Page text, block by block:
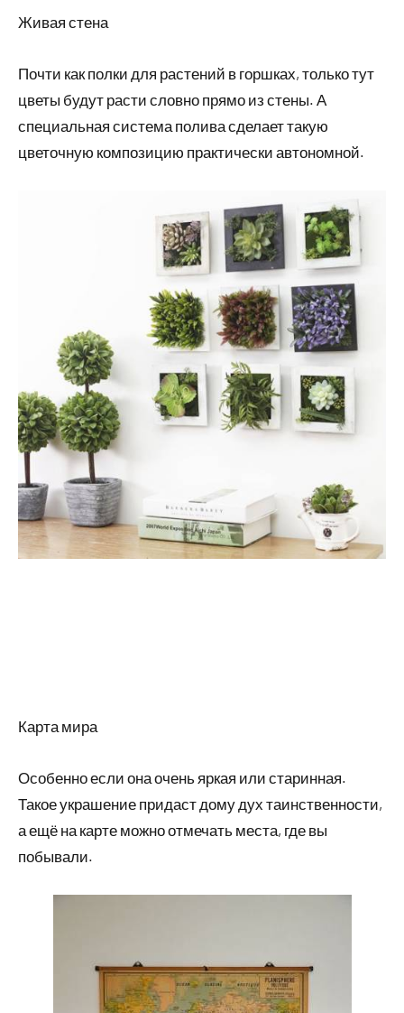
Живая стена
Почти как полки для растений в горшках, только тут
цветы будут расти словно прямо из стены. А
специальная система полива сделает такую
цветочную композицию практически автономной.
Карта мира
Особенно если она очень яркая или старинная.
Такое украшение придаст дому дух таинственности,
а ещё на карте можно отмечать места, где вы
побывали.